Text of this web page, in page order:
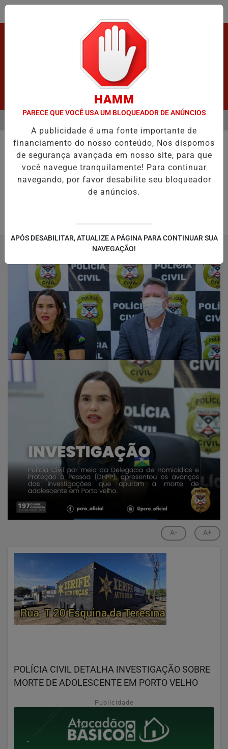
EM ALTA
URGENTE
MORTE DE ADOLESCENTE EM
PORTO VELHO
POLÍCIA CIVIL DETALHA INVESTIGAÇÃO.
A- A+
POLÍCIA CIVIL DETALHA INVESTIGAÇÃO SOBRE
MORTE DE ADOLESCENTE EM PORTO VELHO
Publicidade
HAMM
PARECE QUE VOCÊ USA UM BLOQUEADOR DE ANÚNCIOS
A publicidade é uma fonte importante de
financiamento do nosso conteúdo, Nos dispomos
de segurança avançada em nosso site, para que
você navegue tranquilamente! Para continuar
navegando, por favor desabilite seu bloqueador
de anúncios.
APÓS DESABILITAR, ATUALIZE A PÁGINA PARA CONTINUAR SUA
NAVEGAÇÃO!